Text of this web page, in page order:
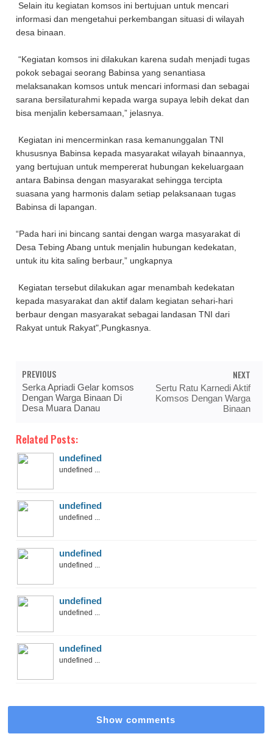
Selain itu kegiatan komsos ini bertujuan untuk mencari
informasi dan mengetahui perkembangan situasi di wilayah
desa binaan.
“Kegiatan komsos ini dilakukan karena sudah menjadi tugas
pokok sebagai seorang Babinsa yang senantiasa
melaksanakan komsos untuk mencari informasi dan sebagai
sarana bersilaturahmi kepada warga supaya lebih dekat dan
bisa menjalin kebersamaan,” jelasnya.
Kegiatan ini mencerminkan rasa kemanunggalan TNI
khususnya Babinsa kepada masyarakat wilayah binaannya,
yang bertujuan untuk mempererat hubungan kekeluargaan
antara Babinsa dengan masyarakat sehingga tercipta
suasana yang harmonis dalam setiap pelaksanaan tugas
Babinsa di lapangan.
“Pada hari ini bincang santai dengan warga masyarakat di
Desa Tebing Abang untuk menjalin hubungan kedekatan,
untuk itu kita saling berbaur,” ungkapnya
Kegiatan tersebut dilakukan agar menambah kedekatan
kepada masyarakat dan aktif dalam kegiatan sehari-hari
berbaur dengan masyarakat sebagai landasan TNI dari
Rakyat untuk Rakyat",Pungkasnya.
PREVIOUS
Serka Apriadi Gelar komsos
Dengan Warga Binaan Di
Desa Muara Danau
NEXT
Sertu Ratu Karnedi Aktif
Komsos Dengan Warga
Binaan
Related Posts:
undefined
undefined ...
undefined
undefined ...
undefined
undefined ...
undefined
undefined ...
undefined
undefined ...
Show comments